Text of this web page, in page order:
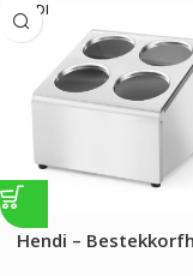
HENDI
Hendi –